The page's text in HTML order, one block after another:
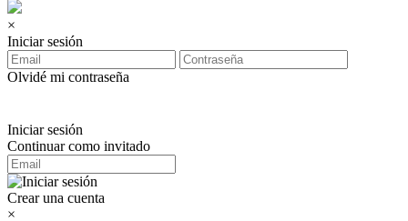
×
Iniciar sesión
Olvidé mi contraseña
Iniciar sesión
Continuar como invitado
Crear una cuenta
×